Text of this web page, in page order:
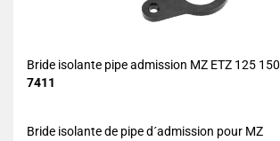
Bride isolante pipe admission MZ ETZ 125 150
7411
Bride isolante de pipe d´admission pour MZ